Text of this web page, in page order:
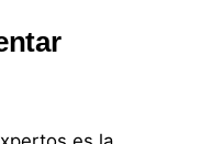
es la
En redes
incluso en círculos